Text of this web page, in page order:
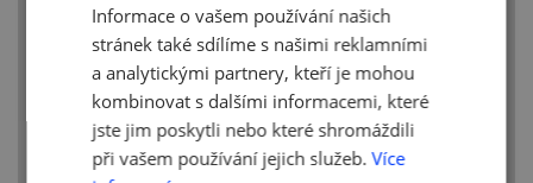
Informace o vašem používání našich
stránek také sdílíme s našimi reklamními
a analytickými partnery, kteří je mohou
kombinovat s dalšími informacemi, které
jste jim poskytli nebo které shromáždili
při vašem používání jejich služeb. Více